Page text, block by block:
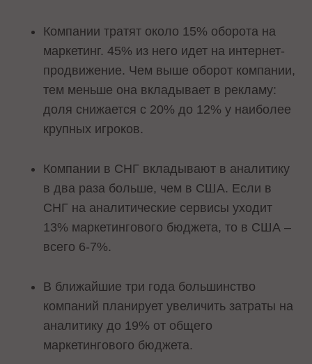
Компании тратят около 15% оборота на
маркетинг. 45% из него идет на интернет-
продвижение. Чем выше оборот компании,
тем меньше она вкладывает в рекламу:
доля снижается с 20% до 12% у наиболее
крупных игроков.
Компании в СНГ вкладывают в аналитику
в два раза больше, чем в США. Если в
СНГ на аналитические сервисы уходит
13% маркетингового бюджета, то в США –
всего 6-7%.
В ближайшие три года большинство
компаний планирует увеличить затраты на
аналитику до 19% от общего
маркетингового бюджета.